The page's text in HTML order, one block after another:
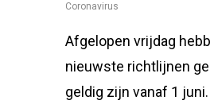
Coronavirus
Afgelopen vrijdag
nieuwste richtlijnen
geldig zijn vanaf 1